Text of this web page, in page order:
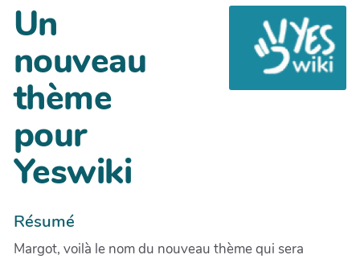
Un
nouveau
thème
pour
Yeswiki
Résumé
Margot, voilà le nom du nouveau thème qui sera